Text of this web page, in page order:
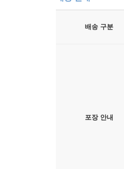
배송 구분
포장 안내